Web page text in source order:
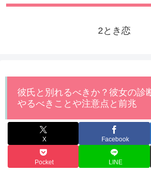
2とき恋
彼氏と別れるべきか？彼女の診
やるべきことや注意点と前兆
X Facebook
Pocket LINE